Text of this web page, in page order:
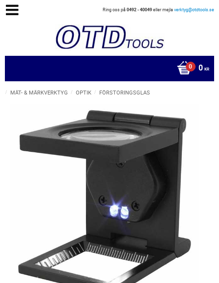
Ring oss på0492 - 40049eller mejlaverktyg@otdtools.se
0 KR
MÄT- & MÄRKVERKTYG OPTIK FÖRSTORINGSGLAS